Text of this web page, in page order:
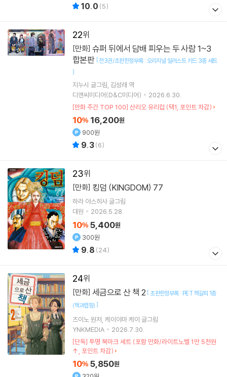
10.0 (5)
22
[만화]
합본판 [전3권/초판한정부록 : 오리지널 일러스트 카드 3종 세트
]
지누시 글그림 김성래 역
디앤씨미디어(D&C미디어)
2026.6.30.
[만화 주간 TOP 100] 산리오 유리컵 (택1, 포인트 차감)
10% 16,200원
900원
9.3(6)
23
[만화] 킹덤 (KINGDOM) 77
하라 야스히사글그림
대원
2026.5.28.
10% 5,400원
300원
9.8 (24)
24
[만화] 세금으로 산 책 2 [ 초판한정부록 : PET 책갈피 1종
(책과랩핑) ]
즈이노 원저 케이야마 케이 글그림
YNKMEDIA
2026.7.30.
[단독] 투명 북마크 세트 (포함 만화/라이트노벨 1만 5천원
↑, 포인트 차감)
10% 5,850원